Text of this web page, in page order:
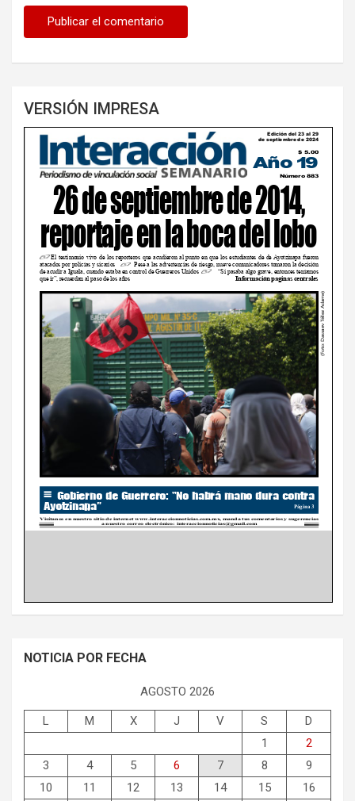
VERSIÓN IMPRESA
NOTICIA POR FECHA
AGOSTO 2026
L M X J V S
D
1
2
3
4 5 6 7 8
9
10
11 12 13 14 15
16